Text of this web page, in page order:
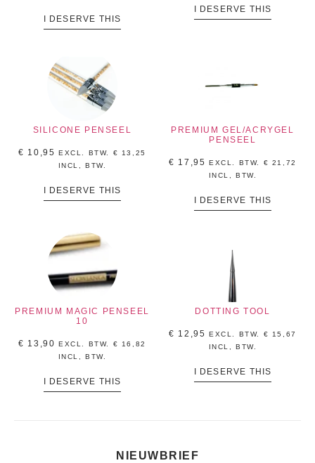
I DESERVE THIS
I DESERVE THIS
SILICONE PENSEEL
€ 10,95 EXCL. BTW. € 13,25
INCL, BTW.
I DESERVE THIS
PREMIUM GEL/ACRYGEL
PENSEEL
€ 17,95 EXCL. BTW. € 21,72
INCL, BTW.
I DESERVE THIS
PREMIUM MAGIC PENSEEL
10
€ 13,90 EXCL. BTW. € 16,82
INCL, BTW.
I DESERVE THIS
DOTTING TOOL
€ 12,95 EXCL. BTW. € 15,67
INCL, BTW.
I DESERVE THIS
NIEUWBRIEF